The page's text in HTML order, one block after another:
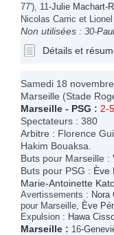
77'), 11-Julie Machart-
Nicolas Carric et
Non utilisées : 30-
Détails et
Samedi 18
Marseille (Stade
Marseille - PSG : 2-
Spectateurs : 380
Arbitre : Florence
Hakim Bouaksa.
Buts pour Marseille :
Buts pour PSG : Ève
Marie-Antoinette
Avertissements : Nora
pour Marseille,
Ève
Expulsion : Hawa
Marseille : 16-